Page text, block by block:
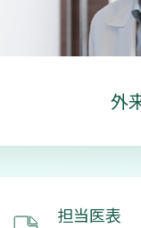
外
担当医表